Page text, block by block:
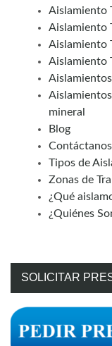
Aislamiento
Aislamiento
Aislamiento
Aislamiento
mineral
Blog
Contáctanos
Tipos de
Zonas de
¿Qué
¿Quiénes
SOLICITAR